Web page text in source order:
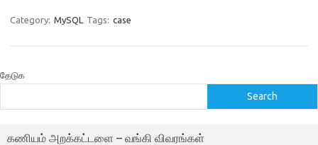
Category: MySQL Tags: case
தேடுக
Search
கணியம் அறக்கட்டளை – வங்கி விவரங்கள்